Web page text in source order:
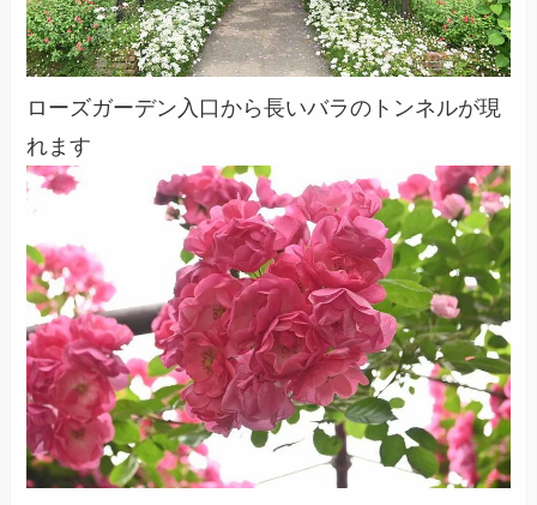
ローズガーデン入口から長いバラのトンネルが現
れます